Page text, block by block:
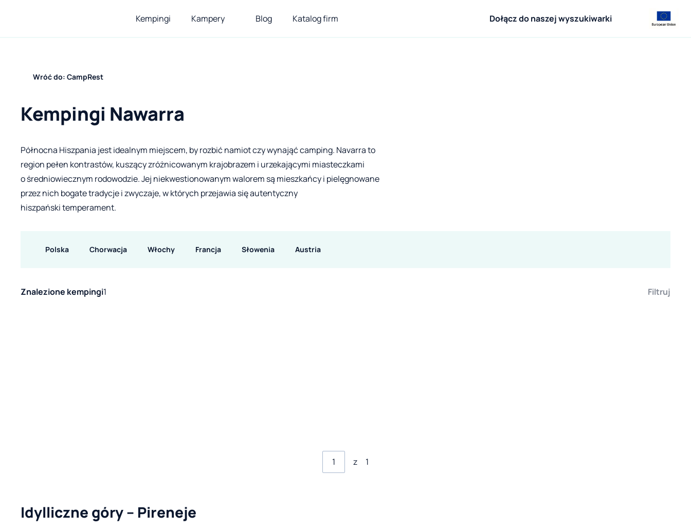
Kempingi Kampery Blog Katalog firm Dołącz do naszej wyszukiwarki
Wróć do: CampRest
Kempingi Nawarra
Północna Hiszpania jest idealnym miejscem, by rozbić namiot czy wynająć camping. Navarra to
region pełen kontrastów, kuszący zróżnicowanym krajobrazem i urzekającymi miasteczkami
o średniowiecznym rodowodzie. Jej niekwestionowanym walorem są mieszkańcy i pielęgnowane
przez nich bogate tradycje i zwyczaje, w których przejawia się autentyczny
hiszpański temperament.
Polska Chorwacja Włochy Francja Słowenia Austria
Znalezione kempingi1 Filtruj
z 1
Idylliczne góry – Pireneje